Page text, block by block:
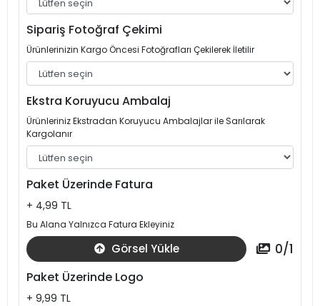
Sipariş Fotoğraf Çekimi
Ürünlerinizin Kargo Öncesi Fotoğrafları Çekilerek İletilir
Ekstra Koruyucu Ambalaj
Ürünleriniz Ekstradan Koruyucu Ambalajlar ile Sarılarak
Kargolanır
Paket Üzerinde Fatura
+ 4,99 TL
Bu Alana Yalnızca Fatura Ekleyiniz
Görsel Yükle 0/1
Paket Üzerinde Logo
+ 9,99 TL